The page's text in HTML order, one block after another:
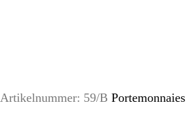
Artikelnummer: 59/B Portemonnaies